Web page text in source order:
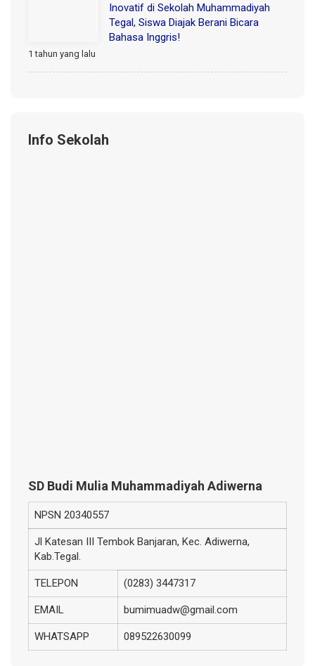
Inovatif di Sekolah Muhammadiyah
Tegal, Siswa Diajak Berani Bicara
Bahasa Inggris!
1 tahun yang lalu
Info Sekolah
SD Budi Mulia Muhammadiyah Adiwerna
NPSN 20340557
Jl Katesan III Tembok Banjaran, Kec. Adiwerna,
Kab.Tegal.
TELEPON (0283) 3447317
EMAIL bumimuadw@gmail.com
WHATSAPP 089522630099